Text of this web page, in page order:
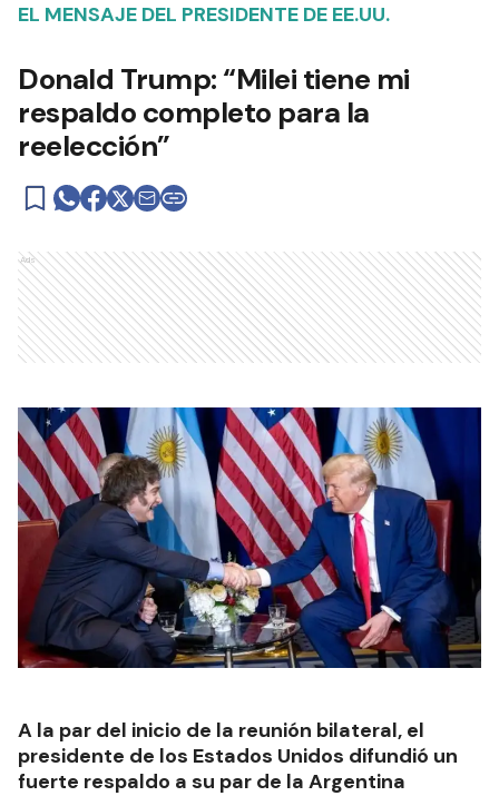
EL MENSAJE DEL PRESIDENTE DE EE.UU.
Donald Trump: “Milei tiene mi
respaldo completo para la
reelección”
Ads
A la par del inicio de la reunión bilateral, el
presidente de los Estados Unidos difundió un
fuerte respaldo a su par de la Argentina